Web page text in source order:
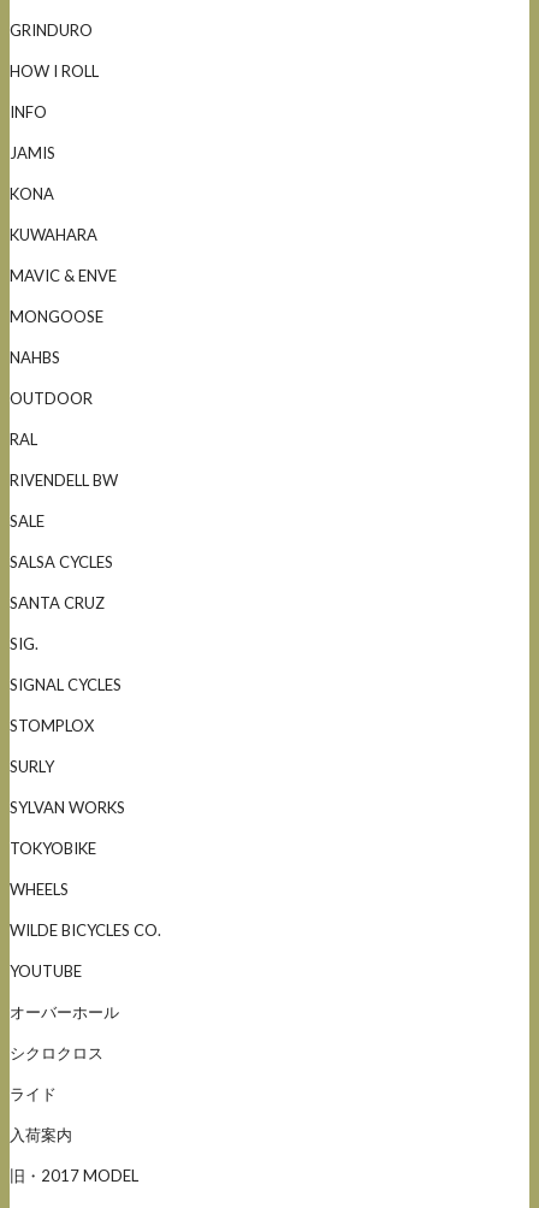
GRINDURO
HOW I ROLL
INFO
JAMIS
KONA
KUWAHARA
MAVIC & ENVE
MONGOOSE
NAHBS
OUTDOOR
RAL
RIVENDELL BW
SALE
SALSA CYCLES
SANTA CRUZ
SIG.
SIGNAL CYCLES
STOMPLOX
SURLY
SYLVAN WORKS
TOKYOBIKE
WHEELS
WILDE BICYCLES CO.
YOUTUBE
オーバーホール
シクロクロス
ライド
入荷案内
旧・2017 MODEL